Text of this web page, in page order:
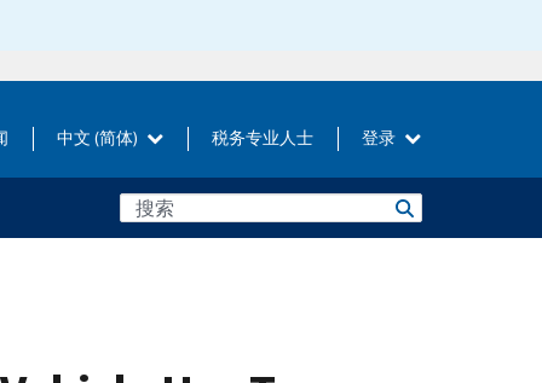
中文 (简体) 税务专业人士 登录